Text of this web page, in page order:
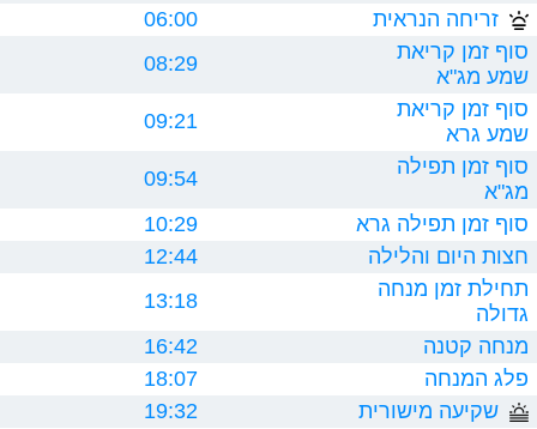
זריחה הנראית
06:00
סוף זמן קריאת
שמע מג"א
08:29
סוף זמן קריאת
שמע גרא
09:21
סוף זמן תפילה
מג"א
09:54
סוף זמן תפילה גרא
10:29
חצות היום והלילה
12:44
תחילת זמן מנחה
גדולה
13:18
מנחה קטנה
16:42
פלג המנחה
18:07
שקיעה מישורית
19:32